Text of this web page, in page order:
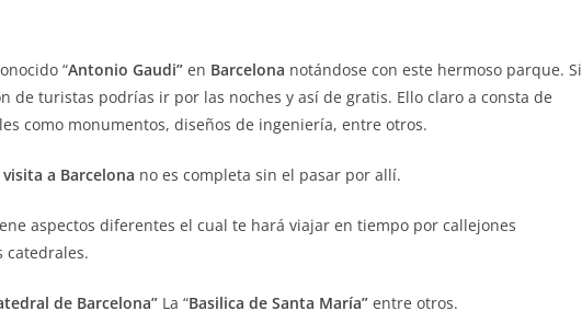
“Antonio Gaudi” en Barcelona notándose con este hermoso parque. Si
de turistas podrías ir por las noches y así de gratis. Ello claro a consta de
como monumentos, diseños de ingeniería, entre otros.
visita a Barcelona no es completa sin el pasar por allí.
aspectos diferentes el cual te hará viajar en tiempo por callejones
catedrales.
de Barcelona” La “Basilica de Santa María” entre otros.